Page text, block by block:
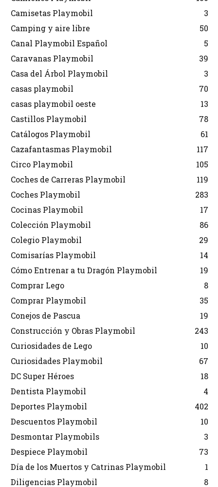
Camisetas Playmobil
3
Camping y aire libre
50
Canal Playmobil Español
5
Caravanas Playmobil
39
Casa del Árbol Playmobil
3
casas playmobil
70
casas playmobil oeste
13
Castillos Playmobil
78
Catálogos Playmobil
61
Cazafantasmas Playmobil
117
Circo Playmobil
105
Coches de Carreras Playmobil
119
Coches Playmobil
283
Cocinas Playmobil
17
Colección Playmobil
86
Colegio Playmobil
29
Comisarías Playmobil
14
Cómo Entrenar a tu Dragón Playmobil
19
Comprar Lego
8
Comprar Playmobil
35
Conejos de Pascua
19
Construcción y Obras Playmobil
243
Curiosidades de Lego
10
Curiosidades Playmobil
67
DC Super Héroes
18
Dentista Playmobil
4
Deportes Playmobil
402
Descuentos Playmobil
10
Desmontar Playmobils
3
Despiece Playmobil
73
Día de los Muertos y Catrinas Playmobil
1
Diligencias Playmobil
8